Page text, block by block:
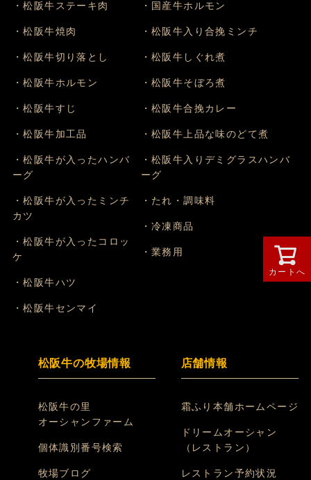
カートへ
・松阪牛ステーキ肉
・松阪牛焼肉
・松阪牛切り落とし
・松阪牛ホルモン
・松阪牛すじ
・松阪牛加工品
・松阪牛が入ったハンバ
ーグ
・松阪牛が入ったミンチ
カツ
・松阪牛が入ったコロッ
ケ
・松阪牛ハツ
・松阪牛センマイ
・国産牛ホルモン
・松阪牛入り合挽ミンチ
・松阪牛しぐれ煮
・松阪牛そぼろ煮
・松阪牛合挽カレー
・松阪牛上品な味のどて煮
・松阪牛入りデミグラスハンバ
ーグ
・たれ・調味料
・冷凍商品
・業務用
松阪牛の牧場情報
松阪牛の里
オーシャンファーム
個体識別番号検索
牧場ブログ
店舗情報
霜ふり本舗ホームページ
ドリームオーシャン
（レストラン）
レストラン予約状況